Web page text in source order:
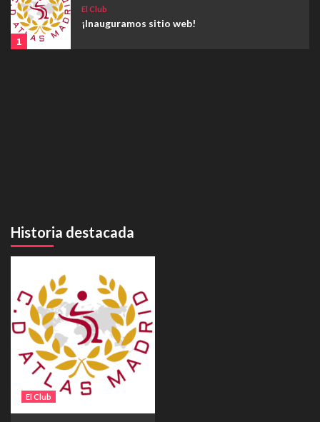
1
El Club
¡Inauguramos sitio web!
Historia destacada
El Club